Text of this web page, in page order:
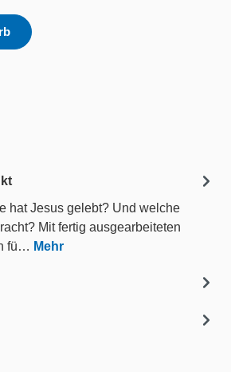
hat Jesus gelebt? Und welche
Mit fertig ausgearbeiteten
fü… Mehr